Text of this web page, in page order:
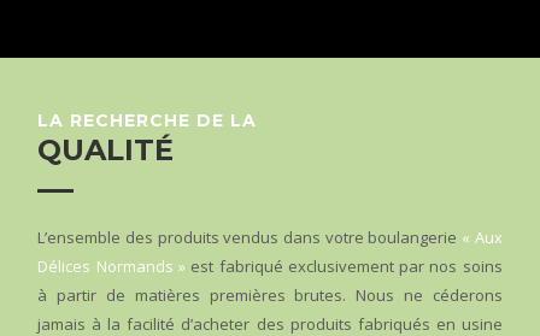
LA RECHERCHE DE LA
QUALITÉ
L’ensemble des produits vendus dans votre boulangerie « Aux
Délices Normands »est fabriqué exclusivement par nos soins
à partir de matières premières brutes. Nous ne céderons
jamais à la facilité d’acheter des produits fabriqués en usine